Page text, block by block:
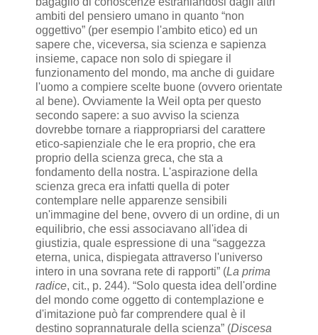
ambiti del pensiero umano in quanto “non
oggettivo” (per esempio l'ambito etico) ed un
sapere che, viceversa, sia scienza e sapienza
insieme, capace non solo di spiegare il
funzionamento del mondo, ma anche di guidare
l'uomo a compiere scelte buone (ovvero orientate
al bene). Ovviamente la Weil opta per questo
secondo sapere: a suo avviso la scienza
dovrebbe tornare a riappropriarsi del carattere
etico-sapienziale che le era proprio, che era
proprio della scienza greca, che sta a
fondamento della nostra. L'aspirazione della
scienza greca era infatti quella di poter
contemplare nelle apparenze sensibili
un'immagine del bene, ovvero di un ordine, di un
equilibrio, che essi associavano all'idea di
giustizia, quale espressione di una “saggezza
eterna, unica, dispiegata attraverso l'universo
intero in una sovrana rete di rapporti” (La prima
radice, cit., p. 244). “Solo questa idea dell'ordine
del mondo come oggetto di contemplazione e
d'imitazione può far comprendere qual è il
destino soprannaturale della scienza” (Discesa